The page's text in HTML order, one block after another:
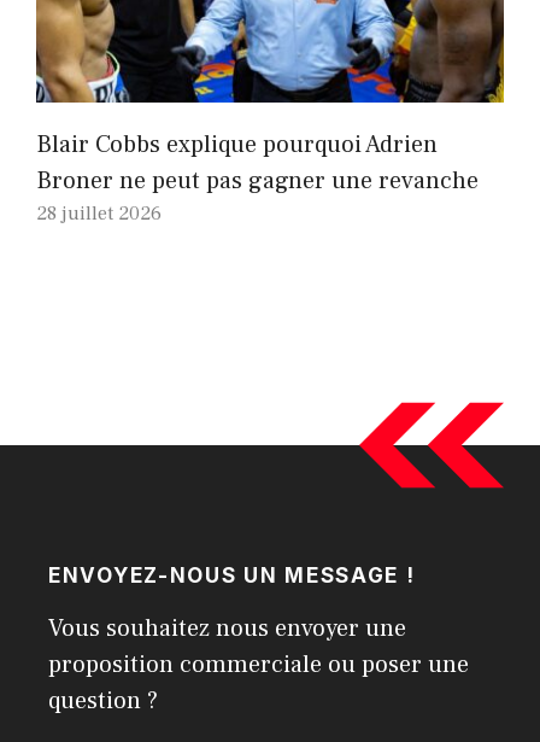
Blair Cobbs explique pourquoi Adrien
Broner ne peut pas gagner une revanche
28 juillet 2026
ENVOYEZ-NOUS UN MESSAGE !
Vous souhaitez nous envoyer une
proposition commerciale ou poser une
question ?